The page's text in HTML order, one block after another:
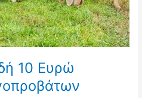
10 Ευρώ